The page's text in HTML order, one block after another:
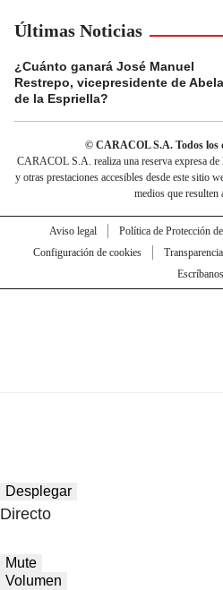
Últimas Noticias
¿Cuánto ganará José Manuel
Restrepo, vicepresidente de
de la Espriella?
© CARACOL S.A. Todos los
CARACOL S.A. realiza una reserva expresa de
y otras prestaciones accesibles desde este sitio
medios que resulten
Aviso legal Política de Protección
Configuración de cookies
Transparencia
Escríbanos
Desplegar
Directo
Mute
Volumen